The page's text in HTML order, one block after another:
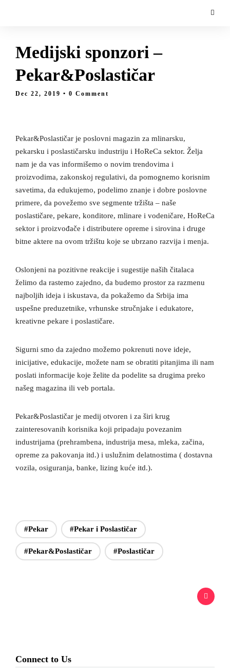
Medijski sponzori –
Pekar&Poslastičar
Dec 22, 2019 • 0 Comment
Pekar&Poslastičar je poslovni magazin za mlinarsku,
pekarsku i poslastičarsku industriju i HoReCa sektor. Želja
nam je da vas informišemo o novim trendovima i
proizvodima, zakonskoj regulativi, da pomognemo korisnim
savetima, da edukujemo, podelimo znanje i dobre poslovne
primere, da povežemo sve segmente tržišta – naše
poslastičare, pekare, konditore, mlinare i vodeničare, HoReCa
sektor i proizvođače i distributere opreme i sirovina i druge
bitne aktere na ovom tržištu koje se ubrzano razvija i menja.
Oslonjeni na pozitivne reakcije i sugestije naših čitalaca
želimo da rastemo zajedno, da budemo prostor za razmenu
najboljih ideja i iskustava, da pokažemo da Srbija ima
uspešne preduzetnike, vrhunske stručnjake i edukatore,
kreativne pekare i poslastičare.
Sigurni smo da zajedno možemo pokrenuti nove ideje,
inicijative, edukacije, možete nam se obratiti pitanjima ili nam
poslati informacije koje želite da podelite sa drugima preko
našeg magazina ili veb portala.
Pekar&Poslastičar je medij otvoren i za širi krug
zainteresovanih korisnika koji pripadaju povezanim
industrijama (prehrambena, industrija mesa, mleka, začina,
opreme za pakovanja itd.) i uslužnim delatnostima ( dostavna
vozila, osiguranja, banke, lizing kuće itd.).
#Pekar #Pekar i Poslastičar
#Pekar&Poslastičar #Poslastičar
Connect to Us